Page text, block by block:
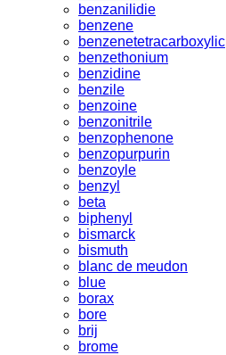
benzanilidie
benzene
benzenetetracarboxylic
benzethonium
benzidine
benzile
benzoine
benzonitrile
benzophenone
benzopurpurin
benzoyle
benzyl
beta
biphenyl
bismarck
bismuth
blanc de meudon
blue
borax
bore
brij
brome